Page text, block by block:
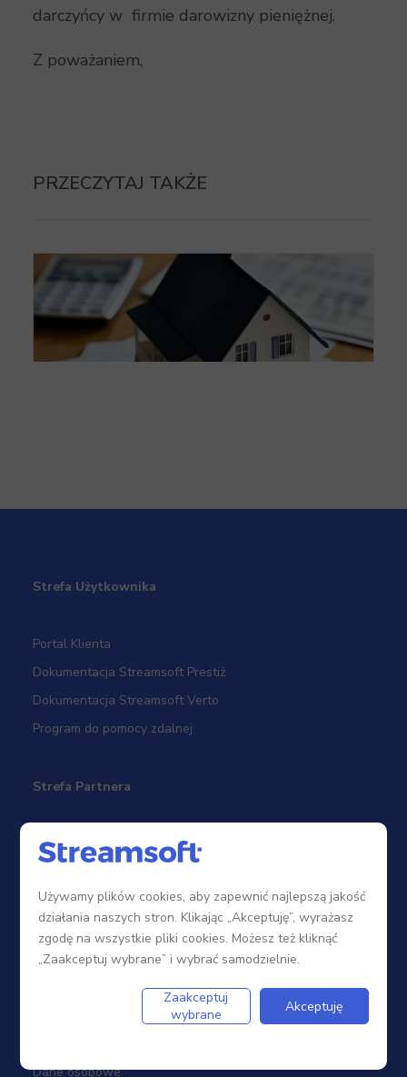
darczyńcy w firmie darowizny pieniężnej.
Z poważaniem,
PRZECZYTAJ TAKŻE
gospodarczej
Strefa Użytkownika
Portal Klienta
Dokumentacja Streamsoft Prestiż
Dokumentacja Streamsoft Verto
Program do pomocy zdalnej
Strefa Partnera
Sieć sprzedaży
Szkolenia
Dane osobowe
Używamy plików cookies, aby zapewnić najlepszą jakość
działania naszych stron. Klikając „Akceptuję”, wyrażasz
zgodę na wszystkie pliki cookies. Możesz też kliknąć
„Zaakceptuj wybrane” i wybrać samodzielnie.
Zaakceptuj
wybrane
Akceptuję